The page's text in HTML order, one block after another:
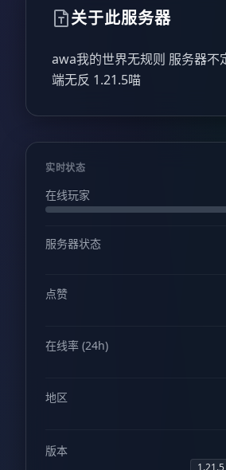
关于此服务器
awa我的世界无规则 服务器不
端无反 1.21.5喵
实时状态
在线玩家
服务器状态
点赞
在线率 (24h)
地区
版本
1.21.5